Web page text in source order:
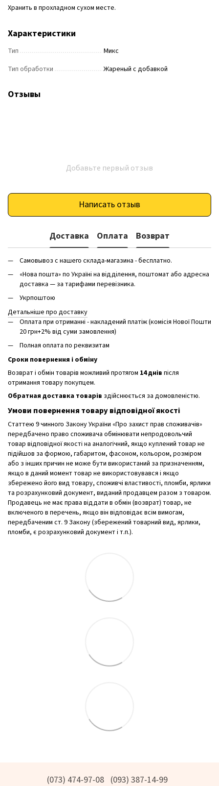
Хранить в прохладном сухом месте.
Характеристики
Тип
Микс
Тип обработки
Жареный с добавкой
Отзывы
Добавьте первый отзыв
Написать отзыв
Доставка Оплата Возврат
Самовывоз с нашего склада-магазина - бесплатно.
«Нова пошта» по Україні на відділення, поштомат або адресна
доставка — за тарифами перевізника.
Укрпоштою
Детальніше про доставку
Оплата при отриманні - накладений платіж (комісія Нової Пошти
20 грн+2% від суми замовлення)
Полная оплата по реквизитам
Сроки повернення і обміну
Возврат і обмін товарів можливий протягом 14 днів після
отримання товару покупцем.
Обратная доставка товарів здійснюється за домовленістю.
Умови повернення товару відповідної якості
Статтею 9 чинного Закону України «Про захист прав споживачів»
передбачено право споживача обмінювати непродовольчий
товар відповідної якості на аналогічний, якщо куплений товар не
підійшов за формою, габаритом, фасоном, кольором, розміром
або з інших причин не може бути використаний за призначенням,
якщо в даний момент товар не використовувався і якщо
збережено його вид товару, споживчі властивості, пломби, ярлики
та розрахунковий документ, виданий продавцем разом з товаром.
Продавець не має права віддати в обмін (возврат) товар, не
включеного в перечень, якщо він відповідає всім вимогам,
передбаченим ст. 9 Закону (збережений товарний вид, ярлики,
пломби, є розрахунковий документ і т.п.).
(073) 474-97-08 (093) 387-14-99